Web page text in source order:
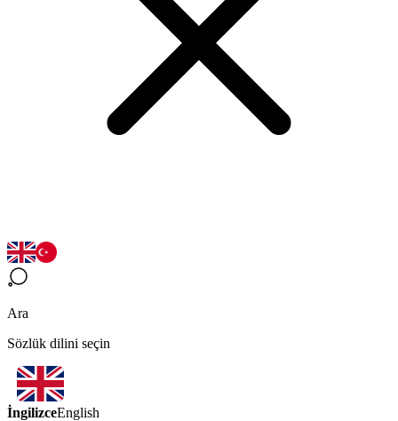
Ara
Sözlük dilini seçin
İngilizceEnglish